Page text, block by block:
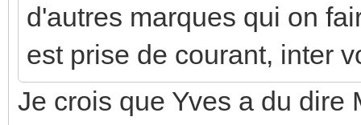
d'autres marques qui on
est prise de courant, inter
Je crois que Yves a du dire